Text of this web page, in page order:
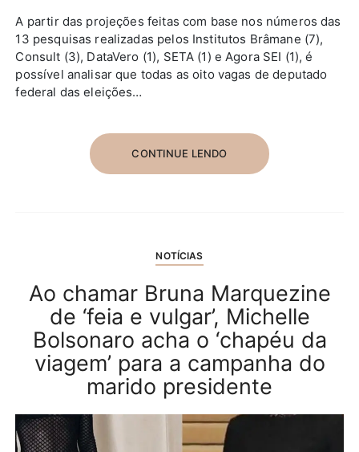
A partir das projeções feitas com base nos números das
13 pesquisas realizadas pelos Institutos Brâmane (7),
Consult (3), DataVero (1), SETA (1) e Agora SEI (1), é
possível analisar que todas as oito vagas de deputado
federal das eleições…
CONTINUE LENDO
NOTÍCIAS
Ao chamar Bruna Marquezine
de ‘feia e vulgar’, Michelle
Bolsonaro acha o ‘chapéu da
viagem’ para a campanha do
marido presidente